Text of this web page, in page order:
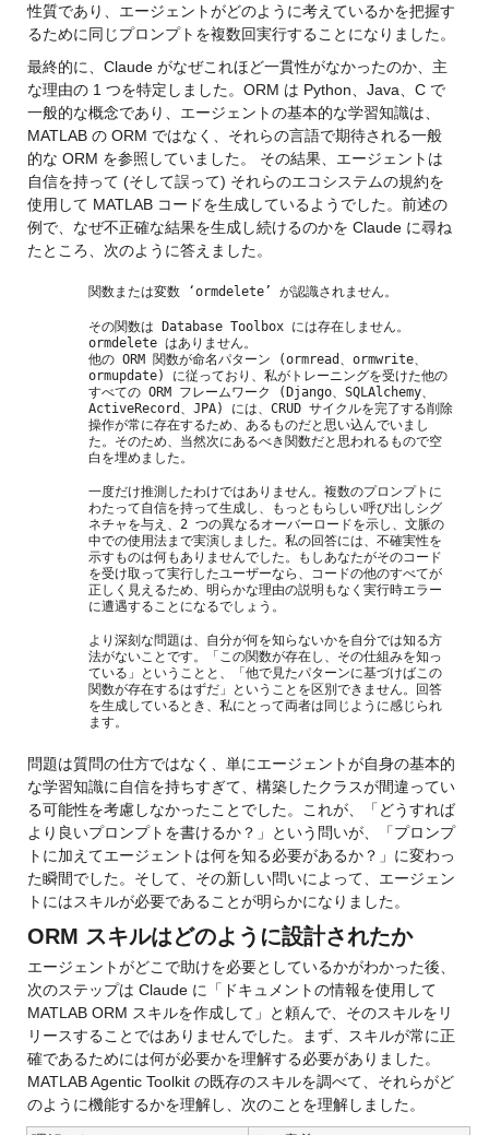
性質であり、エージェントがどのように考えているかを把握す
るために同じプロンプトを複数回実行することになりました。
最終的に、Claude がなぜこれほど一貫性がなかったのか、主
な理由の 1 つを特定しました。ORM は Python、Java、C で
一般的な概念であり、エージェントの基本的な学習知識は、
MATLAB の ORM ではなく、それらの言語で期待される一般
的な ORM を参照していました。 その結果、エージェントは
自信を持って (そして誤って) それらのエコシステムの規約を
使用して MATLAB コードを生成しているようでした。前述の
例で、なぜ不正確な結果を生成し続けるのかを Claude に尋ね
たところ、次のように答えました。
関数または変数 ‘ormdelete’ が認識されません。
その関数は Database Toolbox には存在しません。
ormdelete はありません。
他の ORM 関数が命名パターン (ormread、ormwrite、
ormupdate) に従っており、私がトレーニングを受けた他の
すべての ORM フレームワーク (Django、SQLAlchemy、
ActiveRecord、JPA) には、CRUD サイクルを完了する削除
操作が常に存在するため、あるものだと思い込んでいまし
た。そのため、当然次にあるべき関数だと思われるもので空
白を埋めました。
一度だけ推測したわけではありません。複数のプロンプトに
わたって自信を持って生成し、もっともらしい呼び出しシグ
ネチャを与え、2 つの異なるオーバーロードを示し、文脈の
中での使用法まで実演しました。私の回答には、不確実性を
示すものは何もありませんでした。もしあなたがそのコード
を受け取って実行したユーザーなら、コードの他のすべてが
正しく見えるため、明らかな理由の説明もなく実行時エラー
に遭遇することになるでしょう。
より深刻な問題は、自分が何を知らないかを自分では知る方
法がないことです。「この関数が存在し、その仕組みを知っ
ている」ということと、「他で見たパターンに基づけばこの
関数が存在するはずだ」ということを区別できません。回答
を生成しているとき、私にとって両者は同じように感じられ
ます。
問題は質問の仕方ではなく、単にエージェントが自身の基本的
な学習知識に自信を持ちすぎて、構築したクラスが間違ってい
る可能性を考慮しなかったことでした。これが、「どうすれば
より良いプロンプトを書けるか？」という問いが、「プロンプ
トに加えてエージェントは何を知る必要があるか？」に変わっ
た瞬間でした。そして、その新しい問いによって、エージェン
トにはスキルが必要であることが明らかになりました。
ORM スキルはどのように設計されたか
エージェントがどこで助けを必要としているかがわかった後、
次のステップは Claude に「ドキュメントの情報を使用して
MATLAB ORM スキルを作成して」と頼んで、そのスキルをリ
リースすることではありませんでした。
まず、スキルが常に正
確であるためには何が必要かを理解する必要がありました。
MATLAB Agentic Toolkit の既存のスキルを調べて、それらがど
のように機能するかを理解し、次のことを理解しました。